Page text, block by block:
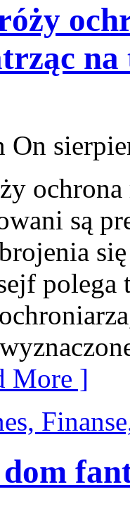
On
są
polega
More ]